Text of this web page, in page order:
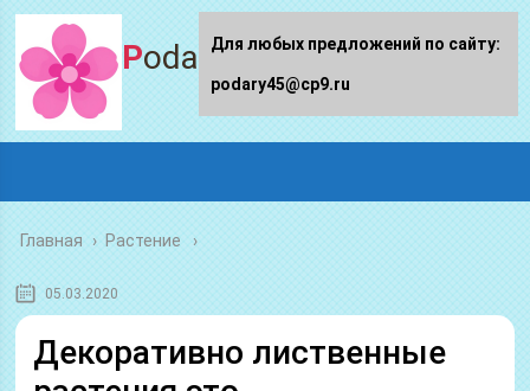
Podary45.ru
Главная › Растение
05.03.2020
Декоративно лиственные
Для любых предложений по сайту:
podary45@cp9.ru